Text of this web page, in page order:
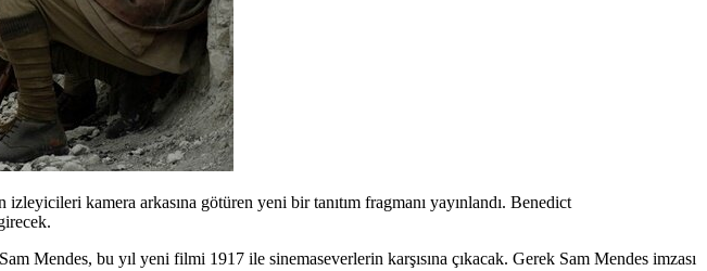
kamera arkasına götüren yeni bir tanıtım fragmanı yayınlandı. Benedict
Sam Mendes, bu yıl yeni filmi 1917 ile sinemaseverlerin karşısına çıkacak. Gerek Sam Mendes imzası